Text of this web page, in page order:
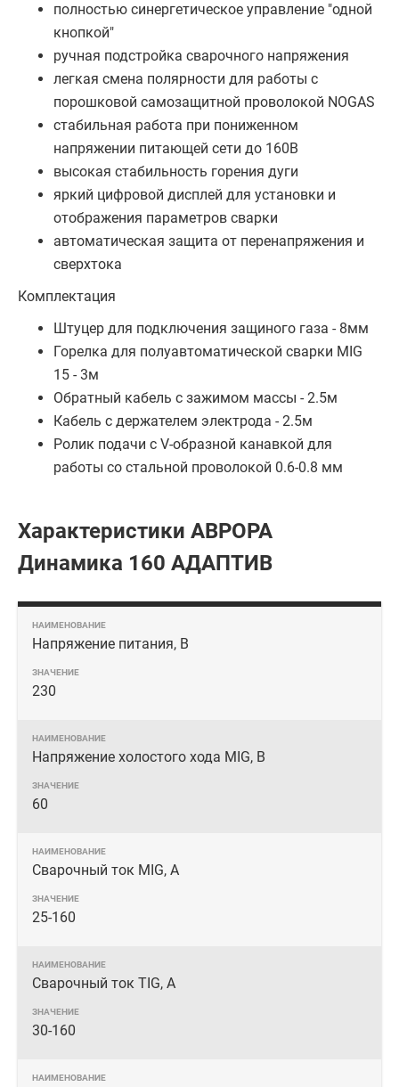
полностью синергетическое управление "одной
кнопкой"
ручная подстройка сварочного напряжения
легкая смена полярности для работы с
порошковой самозащитной проволокой NOGAS
стабильная работа при пониженном
напряжении питающей сети до 160В
высокая стабильность горения дуги
яркий цифровой дисплей для установки и
отображения параметров сварки
автоматическая защита от перенапряжения и
сверхтока
Комплектация
Штуцер для подключения защиного газа - 8мм
Горелка для полуавтоматической сварки MIG
15 - 3м
Обратный кабель с зажимом массы - 2.5м
Кабель с держателем электрода - 2.5м
Ролик подачи с V-образной канавкой для
работы со стальной проволокой 0.6-0.8 мм
Характеристики АВРОРА
Динамика 160 АДАПТИВ
Напряжение питания, В
230
Напряжение холостого хода MIG, В
60
Сварочный ток MIG, А
25-160
Сварочный ток TIG, А
30-160